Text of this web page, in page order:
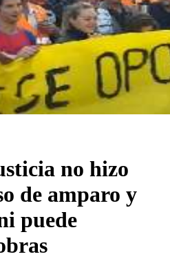
no hizo
de amparo y
puede